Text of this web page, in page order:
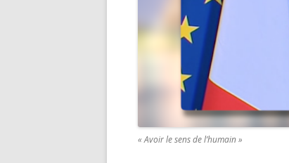
« Avoir le sens de l’humain »